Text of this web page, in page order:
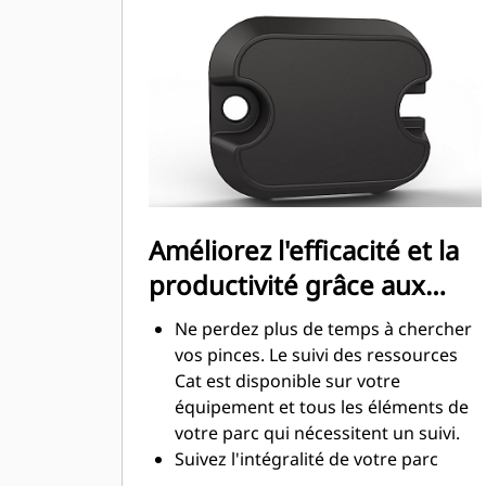
construction de hauts murs de
pierres ou de chargement de
camions à benne haute, il est des
situations où le contrôle de la charge
en hauteur est important.
Augmentez la productivité de votre
machine, de l'excavation à la
manutention de matériaux
Améliorez l'efficacité et la
productivité grâce aux
technologies intégrées
Ne perdez plus de temps à chercher
vos pinces. Le suivi des ressources
Cat est disponible sur votre
équipement et tous les éléments de
votre parc qui nécessitent un suivi.
Suivez l'intégralité de votre parc